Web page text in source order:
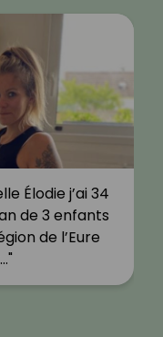
Élodie j’ai 34
de 3 enfants
de l’Eure